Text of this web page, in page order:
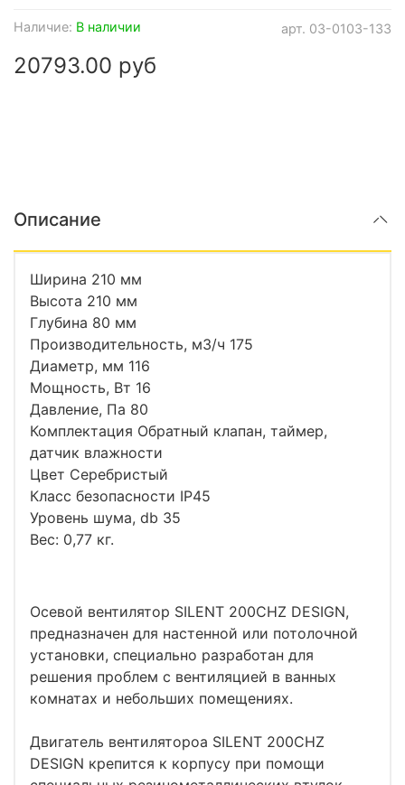
арт. 03-0103-133
Наличие: В наличии
20793.00 руб
Описание
Ширина 210 мм
Высота 210 мм
Глубина 80 мм
Производительность, м3/ч 175
Диаметр, мм 116
Мощность, Вт 16
Давление, Па 80
Комплектация Обратный клапан, таймер,
датчик влажности
Цвет Серебристый
Класс безопасности IP45
Уровень шума, db 35
Вес: 0,77 кг.
Осевой вентилятор SILENT 200CHZ DESIGN,
предназначен для настенной или потолочной
установки, специально разработан для
решения проблем с вентиляцией в ванных
комнатах и небольших помещениях.
Двигатель вентилятороа SILENT 200CHZ
DESIGN крепится к корпусу при помощи